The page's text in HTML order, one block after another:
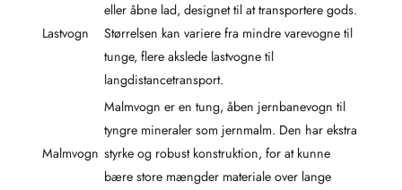
Lastvogn
eller åbne lad, designet til at transportere gods.
Størrelsen kan variere fra mindre varevogne til
tunge, flere akslede lastvogne til
langdistancetransport.
Malmvogn
Malmvogn er en tung, åben jernbanevogn til
tyngre mineraler som jernmalm. Den har ekstra
styrke og robust konstruktion, for at kunne
bære store mængder materiale over lange